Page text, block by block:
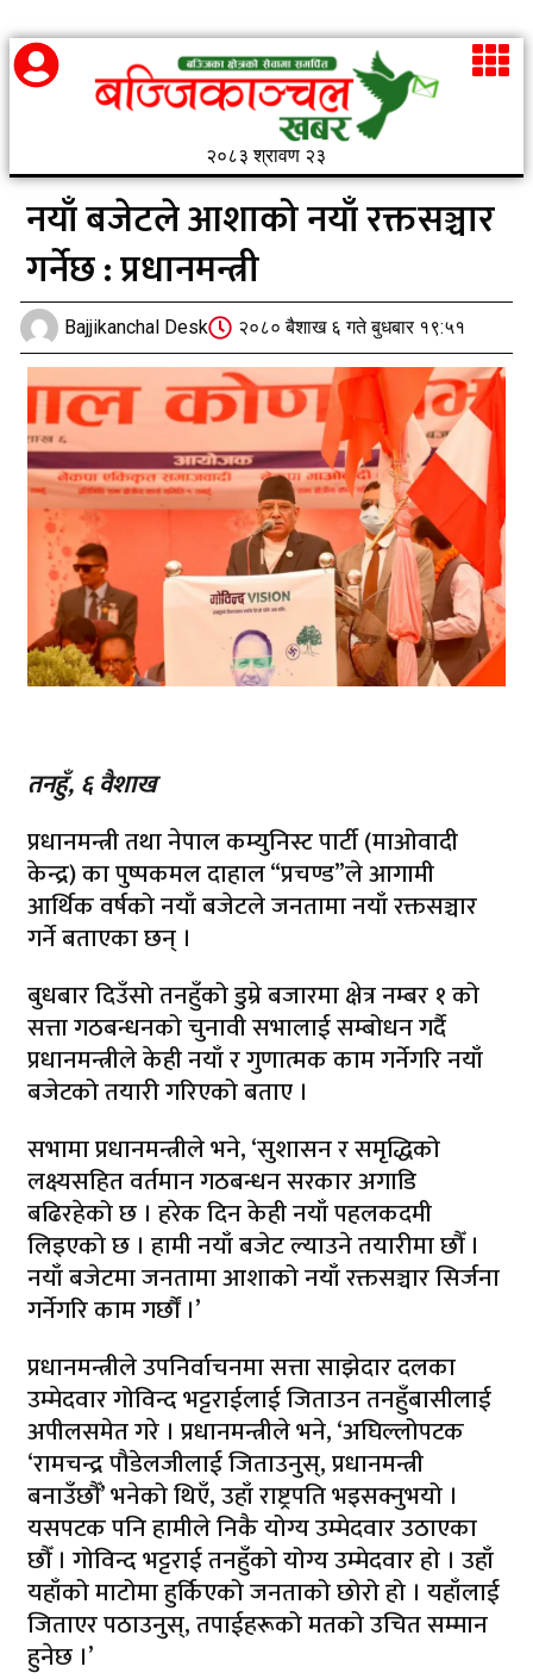
२०८३ श्रावण २३
नयाँ बजेटले आशाको नयाँ रक्तसञ्चार
गर्नेछ : प्रधानमन्त्री
Bajjikanchal Desk २०८० बैशाख ६ गते बुधबार १९:५१
तनहुँ, ६ वैशाख
प्रधानमन्त्री तथा नेपाल कम्युनिस्ट पार्टी (माओवादी
केन्द्र) का पुष्पकमल दाहाल “प्रचण्ड”ले आगामी
आर्थिक वर्षको नयाँ बजेटले जनतामा नयाँ रक्तसञ्चार
गर्ने बताएका छन् ।
बुधबार दिउँसो तनहुँको डुम्रे बजारमा क्षेत्र नम्बर १ को
सत्ता गठबन्धनको चुनावी सभालाई सम्बोधन गर्दै
प्रधानमन्त्रीले केही नयाँ र गुणात्मक काम गर्नेगरि नयाँ
बजेटको तयारी गरिएको बताए ।
सभामा प्रधानमन्त्रीले भने, ‘सुशासन र समृद्धिको
लक्ष्यसहित वर्तमान गठबन्धन सरकार अगाडि
बढिरहेको छ । हरेक दिन केही नयाँ पहलकदमी
लिइएको छ । हामी नयाँ बजेट ल्याउने तयारीमा छौँ ।
नयाँ बजेटमा जनतामा आशाको नयाँ रक्तसञ्चार सिर्जना
गर्नेगरि काम गर्छौं ।’
प्रधानमन्त्रीले उपनिर्वाचनमा सत्ता साझेदार दलका
उम्मेदवार गोविन्द भट्टराईलाई जिताउन तनहुँबासीलाई
अपीलसमेत गरे । प्रधानमन्त्रीले भने, ‘अघिल्लोपटक
‘रामचन्द्र पौडेलजीलाई जिताउनुस्, प्रधानमन्त्री
बनाउँछौँ’ भनेको थिएँ, उहाँ राष्ट्रपति भइसक्नुभयो ।
यसपटक पनि हामीले निकै योग्य उम्मेदवार उठाएका
छौँ । गोविन्द भट्टराई तनहुँको योग्य उम्मेदवार हो । उहाँ
यहाँको माटोमा हुर्किएको जनताको छोरो हो । यहाँलाई
जिताएर पठाउनुस्, तपाईहरूको मतको उचित सम्मान
हुनेछ ।’